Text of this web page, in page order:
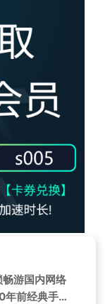
游国内网络
海外华人如何畅玩《神役》国服？20年前经典手机网游怀旧指南